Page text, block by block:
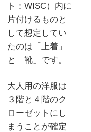
ト：WISC）内に
片付けるものと
して想定してい
たのは「上着」
と「靴」です。
大人用の洋服は
３階と４階のク
ローゼットにし
まうことが確定